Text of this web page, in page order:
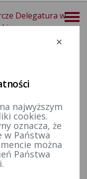
Delegatura w
o stanie
najwyższym
cookies.
oznacza, że
w Państwa
można
Państwa